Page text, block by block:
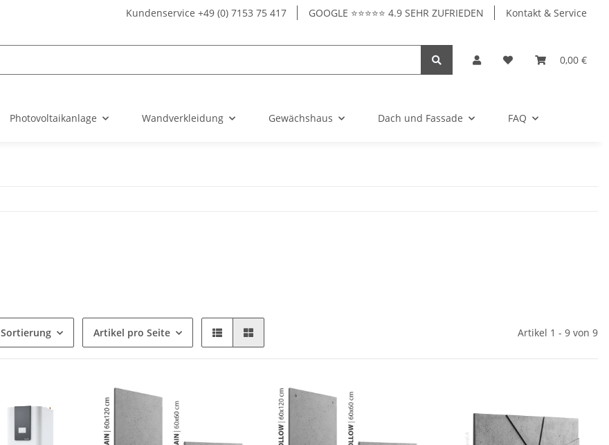
Kundenservice +49 (0) 7153 75 417 GOOGLE ⭐⭐⭐⭐⭐ 4.9 SEHR ZUFRIEDEN Kontakt & Service
0,00 €
Photovoltaikanlage Wandverkleidung Gewächshaus Dach und Fassade FAQ
Sortierung Artikel pro Seite Artikel 1 - 9 von 9